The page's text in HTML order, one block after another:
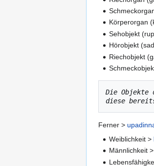
Körperorgan
Sehobjekt
Hörobjekt
Riechobjekt
Die Objekte
diese
Ferner >
Weiblichkeit >
Männlichkeit >